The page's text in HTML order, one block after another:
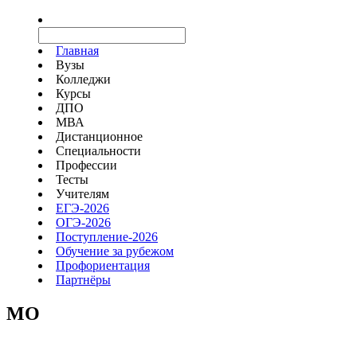
Главная
Вузы
Колледжи
Курсы
ДПО
МВА
Дистанционное
Специальности
Профессии
Тесты
Учителям
ЕГЭ-2026
ОГЭ-2026
Поступление-2026
Обучение за рубежом
Профориентация
Партнёры
MO